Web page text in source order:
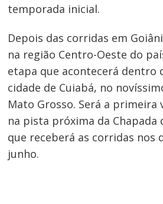
temporada inicial.
Depois das corridas em
na região Centro-Oeste do
etapa que acontecerá dentro
cidade de Cuiabá, no
Mato Grosso. Será a primeira
na pista próxima da Chapada
que receberá as corridas nos
junho.